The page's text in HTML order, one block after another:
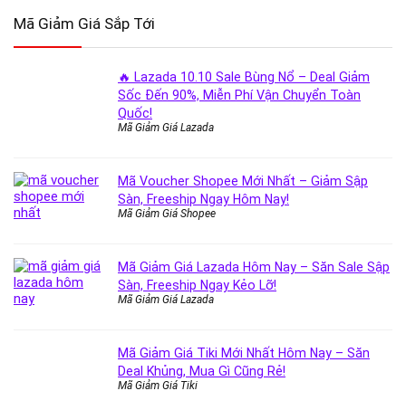
Mã Giảm Giá Sắp Tới
🔥 Lazada 10.10 Sale Bùng Nổ – Deal Giảm
Sốc Đến 90%, Miễn Phí Vận Chuyển Toàn
Quốc!
Mã Giảm Giá Lazada
Mã Voucher Shopee Mới Nhất – Giảm Sập
Sàn, Freeship Ngay Hôm Nay!
Mã Giảm Giá Shopee
Mã Giảm Giá Lazada Hôm Nay – Săn Sale Sập
Sàn, Freeship Ngay Kẻo Lỡ!
Mã Giảm Giá Lazada
Mã Giảm Giá Tiki Mới Nhất Hôm Nay – Săn
Deal Khủng, Mua Gì Cũng Rẻ!
Mã Giảm Giá Tiki